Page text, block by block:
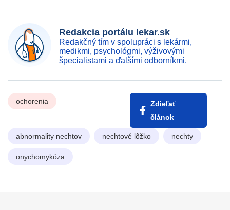
Redakcia portálu lekar.sk
Redakčný tím v spolupráci s lekármi,
medikmi, psychológmi, výživovými
špecialistami a ďalšími odborníkmi.
ochorenia
Zdieľať
článok
abnormality nechtov nechtové lôžko nechty
onychomykóza